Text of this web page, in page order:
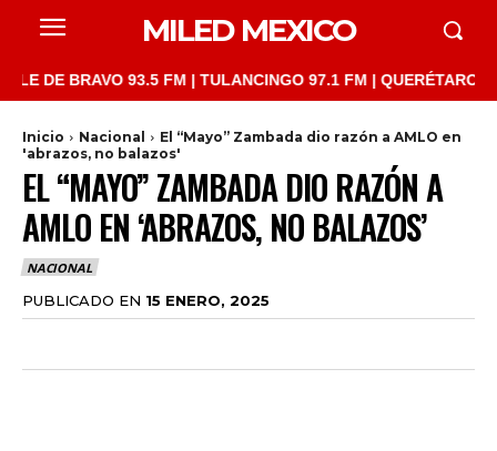
MILED MEXICO
BRAVO 93.5 FM | TULANCINGO 97.1 FM | QUERÉTARO
Inicio Nacional
El “Mayo” Zambada dio razón a AMLO en
'abrazos, no balazos'
EL “MAYO” ZAMBADA DIO RAZÓN A
AMLO EN ‘ABRAZOS, NO BALAZOS’
NACIONAL
PUBLICADO EN 15 ENERO, 2025